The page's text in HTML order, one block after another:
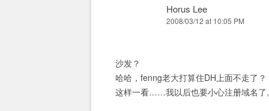
Horus Lee
2008/03/12 at 10:05 PM
沙发？
哈哈，fenng老大打算住DH上面不走了？
这样一看……我以后也要小心注册域名了